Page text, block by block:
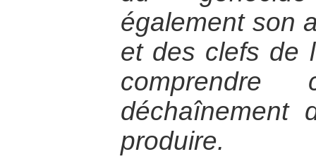
également son
et des clefs de
déchaînement
produire.